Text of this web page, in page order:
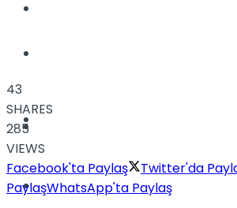
Dünya
Türkiye
43
SHARES
285
VIEWS
Facebook'ta Paylaş
Twitter'da
PaylaşWhatsApp'ta Paylaş